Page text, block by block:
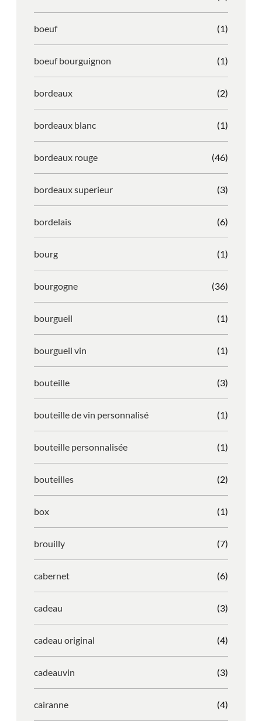
boeuf (1)
boeuf bourguignon (1)
bordeaux (2)
bordeaux blanc (1)
bordeaux rouge (46)
bordeaux superieur (3)
bordelais (6)
bourg (1)
bourgogne (36)
bourgueil (1)
bourgueil vin (1)
bouteille (3)
bouteille de vin personnalisé (1)
bouteille personnalisée (1)
bouteilles (2)
box (1)
brouilly (7)
cabernet (6)
cadeau (3)
cadeau original (4)
cadeauvin (3)
cairanne (4)